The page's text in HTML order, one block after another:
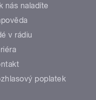
nás naladíte
v rádiu
poplatek